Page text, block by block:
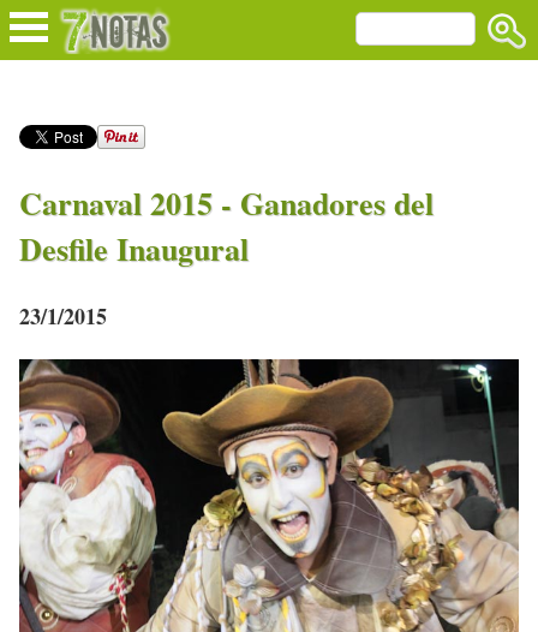
Carnaval 2015 - Ganadores del
Desfile Inaugural
23/1/2015